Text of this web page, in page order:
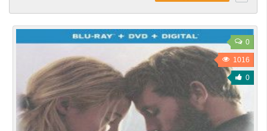
0
1016
0